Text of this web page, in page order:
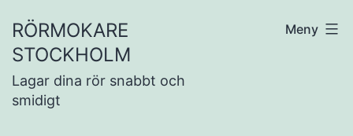
till
innehåll
RÖRMOKARE
STOCKHOLM
Lagar dina rör snabbt och
smidigt
Meny